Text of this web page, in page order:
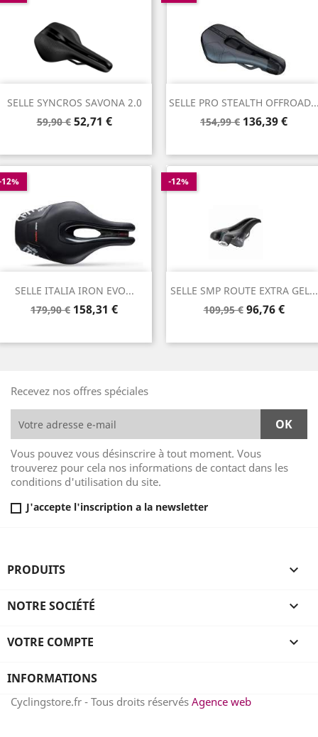
SELLE SYNCROS SAVONA 2.0
Prix
59,90 € Prix
52,71 €
SELLE PRO STEALTH
Prix
154,99 € Prix
136,39 €
SELLE ITALIA IRON EVO...
Prix
179,90 € Prix
158,31 €
SELLE SMP ROUTE EXTRA GEL...
Prix
109,95 €
-12%
Prix
96,76 €
Recevez nos offres spéciales
Vous pouvez vous désinscrire à tout moment. Vous
trouverez pour cela nos informations de contact dans les
conditions d'utilisation du site.
J'accepte l'inscription a la newsletter
PRODUITS 
NOTRE SOCIÉTÉ 
VOTRE COMPTE 
INFORMATIONS
Cyclingstore.fr - Tous droits réservés Agence web